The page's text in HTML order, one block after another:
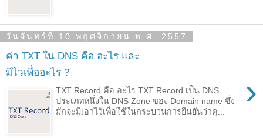
วันจันทร์ที่ 10 พฤศจิกายน พ.ศ. 2557
ค่า TXT ใน DNS คือ อะไร และ
มีไวเพื่ออะไร ?
›
TXT Record คือ อะไร TXT Record เป็น DNS
ประเภทหนึ่งใน DNS Zone ของ Domain name ซึ่ง
มักจะมีเอาไว้เพื่อใช้ในกระบวนการยืนยันว่าคุ...